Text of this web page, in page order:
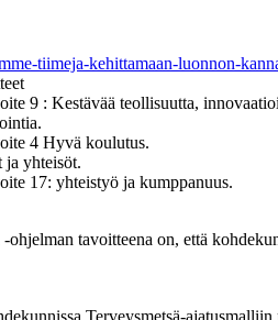
tiimeja-kehittamaan-luonnon-
ohjelman tavoitteena on, että
Terveysmetsä-